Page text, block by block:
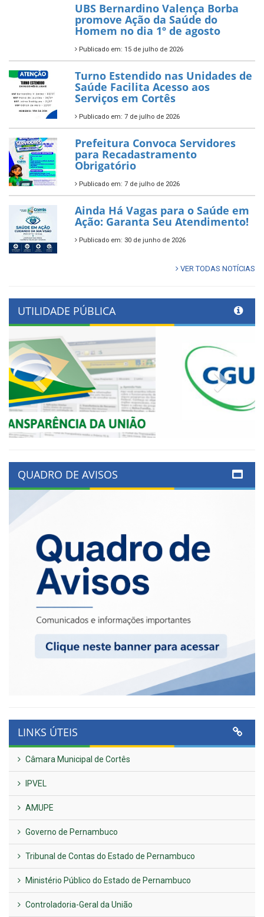
UBS Bernardino Valença Borba
promove Ação da Saúde do
Homem no dia 1º de agosto
Publicado em: 15 de julho de 2026
Turno Estendido nas Unidades de
Saúde Facilita Acesso aos
Serviços em Cortês
Publicado em: 7 de julho de 2026
Prefeitura Convoca Servidores
para Recadastramento
Obrigatório
Publicado em: 7 de julho de 2026
Ainda Há Vagas para o Saúde em
Ação: Garanta Seu Atendimento!
Publicado em: 30 de junho de 2026
VER TODAS NOTÍCIAS
UTILIDADE PÚBLICA
Previous Next
QUADRO DE AVISOS
LINKS ÚTEIS
Câmara Municipal de Cortês
IPVEL
AMUPE
Governo de Pernambuco
Tribunal de Contas do Estado de Pernambuco
Ministério Público do Estado de Pernambuco
Controladoria-Geral da União